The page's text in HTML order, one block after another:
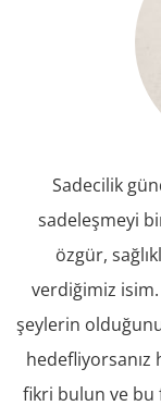
Sadecilik
sadeleşmeyi
özgür,
verdiğimiz
şeylerin
fikri bulun ve bu